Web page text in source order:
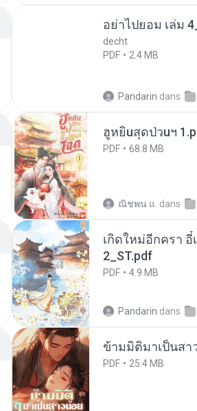
อย่าไปยอม เล่ม
decht
PDF
2.4 MB
Pandarin dans
ฮูหยิuสุดป่วuฯ
PDF 68.8 MB
ณิชพน แ. dans
เกิดใหม่อีกครา
2_ST.pdf
PDF 4.9 MB
Pandarin dans
ข้ามมิติมาเป็นสา
PDF 25.4 MB